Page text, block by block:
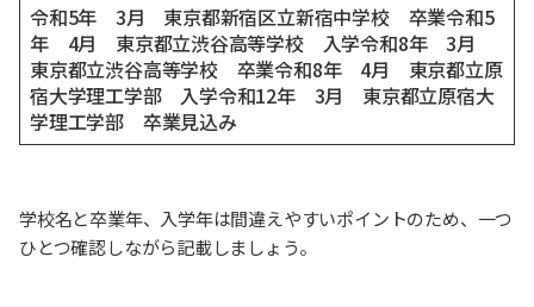
令和5年 3月 東京都新宿区立新宿中学校 卒業令和5
年 4月 東京都立渋谷高等学校 入学令和8年 3月
東京都立渋谷高等学校 卒業令和8年 4月 東京都立原
宿大学理工学部 入学令和12年 3月 東京都立原宿大
学理工学部 卒業見込み
学校名と卒業年、入学年は間違えやすいポイントのため、一つ
ひとつ確認しながら記載しましょう。